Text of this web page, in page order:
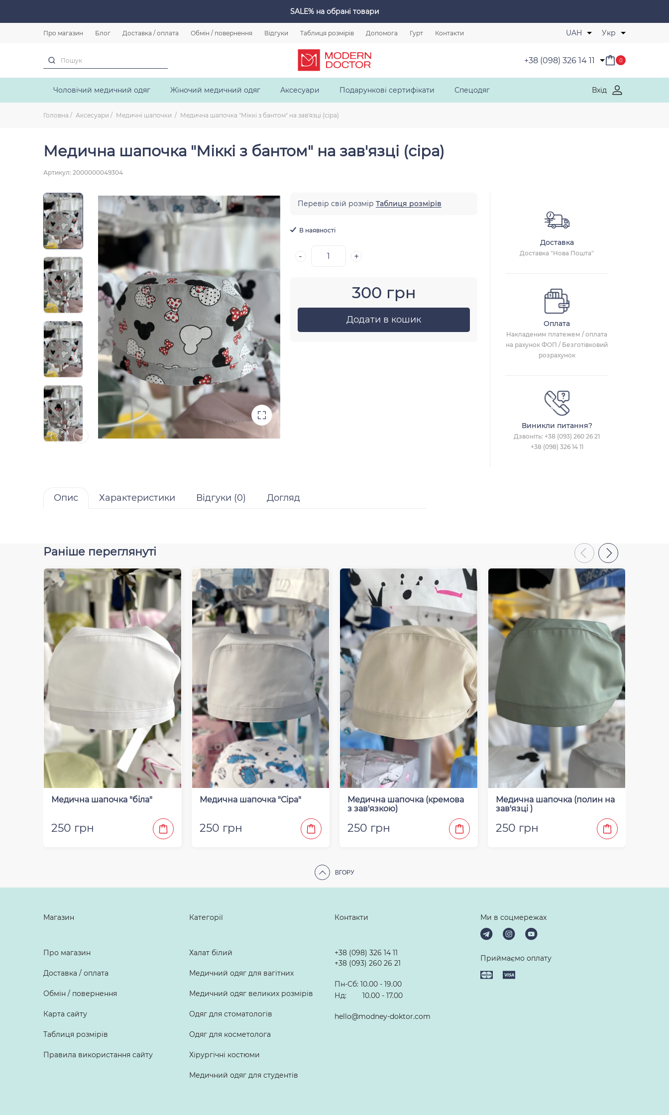
SALE% на обрані товари
Про магазин Блог Доставка / оплата Обмін / повернення Відгуки Таблиця розмірів Допомога Гурт Контакти UAH Укр
+38 (098) 326 14 11 0
Чоловічий медичний одяг Жіночий медичний одяг Аксесуари Подарункові сертифікати Спецодяг Вхід
Головна Аксесуари Медичні шапочки Медична шапочка "Міккі з бантом" на зав'язці (сіра)
Медична шапочка "Міккі з бантом" на зав'язці (сіра)
Артикул: 2000000049304
Перевір свій розмір Таблиця розмірів
В наявності
- +
300 грн
Додати в кошик
Доставка
Доставка "Нова Пошта"
Оплата
Накладеним платежем / оплата
на рахунок ФОП / Безготівковий
розрахунок
Виникли питання?
Дзвоніть: +38 (093) 260 26 21
+38 (098) 326 14 11
Опис Характеристики Відгуки (0) Догляд
Раніше переглянуті
Медична шапочка "біла"
250 грн
Медична шапочка "Сіра"
250 грн
Медична шапочка (кремова
з зав'язкою)
250 грн
Медична шапочка (полин на
зав'язці )
250 грн
Відправити
ВГОРУ
Магазин
Про магазин
Доставка / оплата
Обмін / повернення
Карта сайту
Таблиця розмірів
Правила використання сайту
Категорії
Халат білий
Медичний одяг для вагітних
Медичний одяг великих розмірів
Одяг для стоматологів
Одяг для косметолога
Хірургічні костюми
Медичний одяг для студентів
Контакти
+38 (098) 326 14 11
+38 (093) 260 26 21
Пн-Сб: 10.00 - 19.00
Нд: 10.00 - 17.00
hello@modney-doktor.com
Ми в соцмережах
Приймаємо оплату
Обрані товари